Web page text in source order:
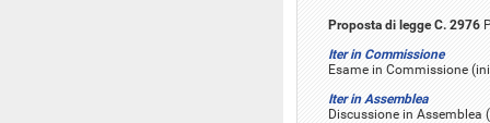
Proposta di legge C. 2976
Iter in Commissione
Esame in Commissione
Iter in Assemblea
Discussione in Assemblea